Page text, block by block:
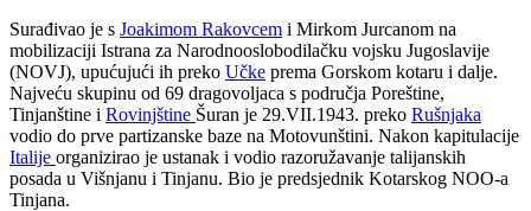
Surađivao je s Joakimom Rakovcem i Mirkom Jurcanom na
mobilizaciji Istrana za Narodnooslobodilačku vojsku Jugoslavije
(NOVJ), upućujući ih preko Učke prema Gorskom kotaru i dalje.
Najveću skupinu od 69 dragovoljaca s područja Poreštine,
Tinjanštine i Rovinjštine Šuran je 29.VII.1943. preko Rušnjaka
vodio do prve partizanske baze na Motovunštini. Nakon kapitulacije
Italije organizirao je ustanak i vodio razoružavanje talijanskih
posada u Višnjanu i Tinjanu. Bio je predsjednik Kotarskog NOO-a
Tinjana.